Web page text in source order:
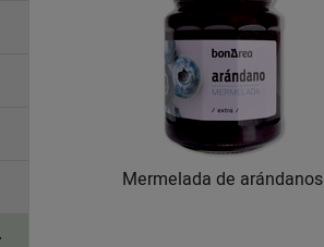
Mermelada de arándanos